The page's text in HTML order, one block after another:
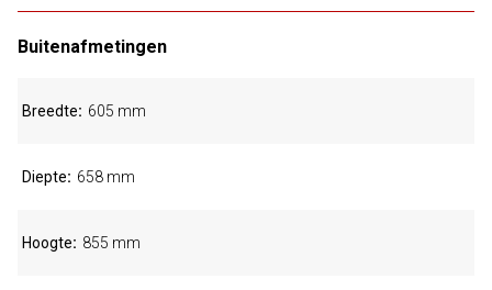
Buitenafmetingen
Breedte 605 mm
Diepte 658 mm
Hoogte 855 mm